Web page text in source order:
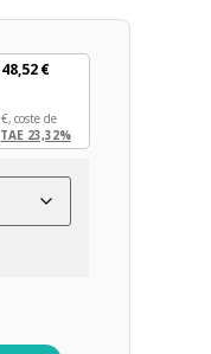
48,52€
€, coste de
TAE 23,32%